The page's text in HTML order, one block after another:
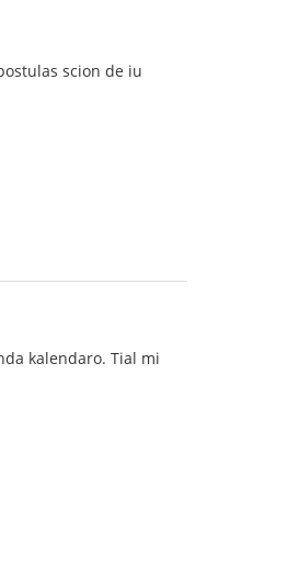
scion de iu
kalendaro. Tial mi